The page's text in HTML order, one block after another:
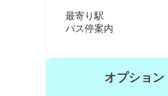
最寄り駅
バス停案内
オプション